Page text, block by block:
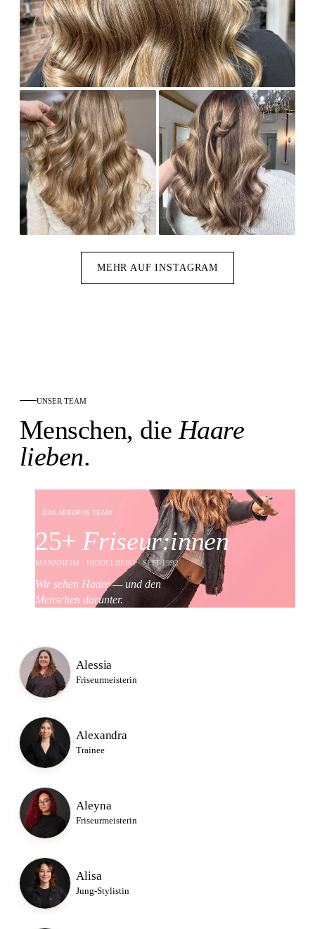
MEHR AUF INSTAGRAM
UNSER TEAM
Menschen, dieHaare
lieben.
DAS APROPOS TEAM
25+ Friseur:innen
MANNHEIM · HEIDELBERG · SEIT 1992
Wir sehen Haare — und den
Menschen darunter.
Alessia
Friseurmeisterin
Alexandra
Trainee
Aleyna
Friseurmeisterin
Alisa
Jung-Stylistin